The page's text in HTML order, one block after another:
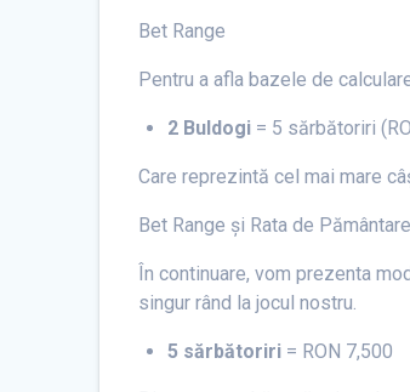
Bet Range
Pentru a afla bazele de
2 Buldogi = 5 sărbătoriri
Care reprezintă cel mai mare
Bet Range și Rata de Pământare
În continuare, vom prezenta
singur rând la jocul nostru.
5 sărbătoriri = RON 7,500